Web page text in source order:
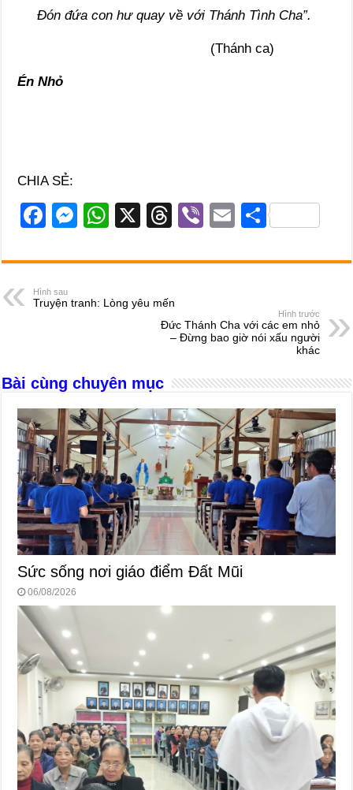
Đón đứa con hư quay về với Thánh Tình Cha”.
(Thánh ca)
Én Nhỏ
CHIA SẺ:
F
c
e
b
k
M
ss
n
W
at
A
X
T
e
d
s
Vi
er
E
ail
S
ar
Hình sau
Truyện tranh: Lòng yêu mến
Hình trước
Đức Thánh Cha với các em nhỏ
– Đừng bao giờ nói xấu người
khác
Bài cùng chuyên mục
Sức sống nơi giáo điểm Đất Mũi
06/08/2026